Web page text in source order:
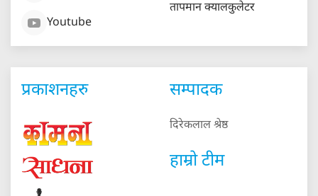
Youtube
तापमान क्यालकुलेटर
प्रकाशनहरु सम्पादक
दिरेकलाल श्रेष्ठ
हाम्रो टीम